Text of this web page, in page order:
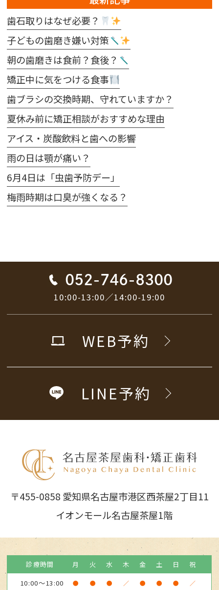
歯石取りはなぜ必要？
子どもの歯磨き嫌い対策
朝の歯磨きは食前？食後？
矯正中に気をつける食事
歯ブラシの交換時期、守れていますか？
夏休み前に矯正相談がおすすめな理由
アイス・炭酸飲料と歯への影響
雨の日は顎が痛い？
6月4日は「虫歯予防デー」
梅雨時期は口臭が強くなる？
052-746-8300
10:00-13:00／14:00-19:00
WEB予約
LINE予約
〒455-0858 愛知県名古屋市港区西茶屋2丁目11
イオンモール名古屋茶屋1階
診療時間 月 火 水 木 金 土 日
祝
10:00～13:00
● ● ● ／ ● ● ● ／